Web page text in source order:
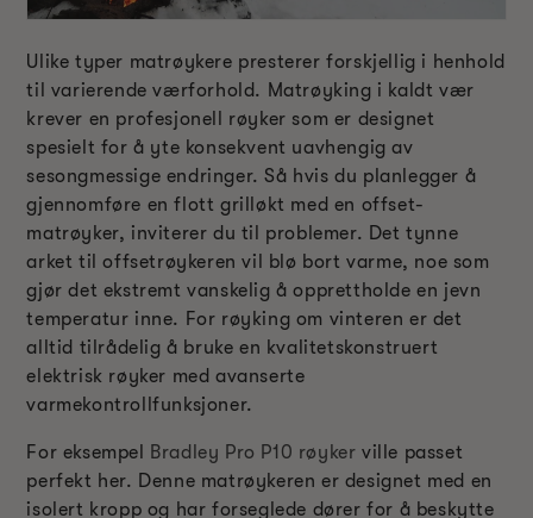
Ulike typer matrøykere presterer forskjellig i henhold
til varierende værforhold. Matrøyking i kaldt vær
krever en profesjonell røyker som er designet
spesielt for å yte konsekvent uavhengig av
sesongmessige endringer. Så hvis du planlegger å
gjennomføre en flott grilløkt med en offset-
matrøyker, inviterer du til problemer. Det tynne
arket til offsetrøykeren vil blø bort varme, noe som
gjør det ekstremt vanskelig å opprettholde en jevn
temperatur inne. For røyking om vinteren er det
alltid tilrådelig å bruke en kvalitetskonstruert
elektrisk røyker med avanserte
varmekontrollfunksjoner.
For eksempel Bradley Pro P10 røyker ville passet
perfekt her. Denne matrøykeren er designet med en
isolert kropp og har forseglede dører for å beskytte